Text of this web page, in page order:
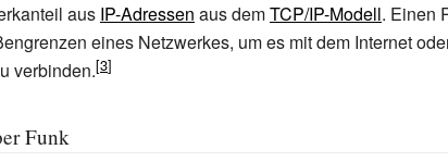
aus IP-Adressen aus demTCP/IP-Modell. Einen
eines Netzwerkes, um es mit dem Internet
verbinden.
Funk